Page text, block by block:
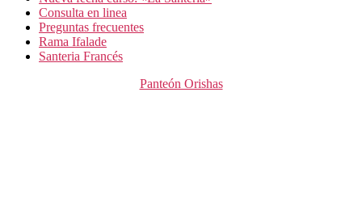
Consulta en linea
Preguntas frecuentes
Rama Ifalade
Santeria Francés
Categorías
Panteón Orishas